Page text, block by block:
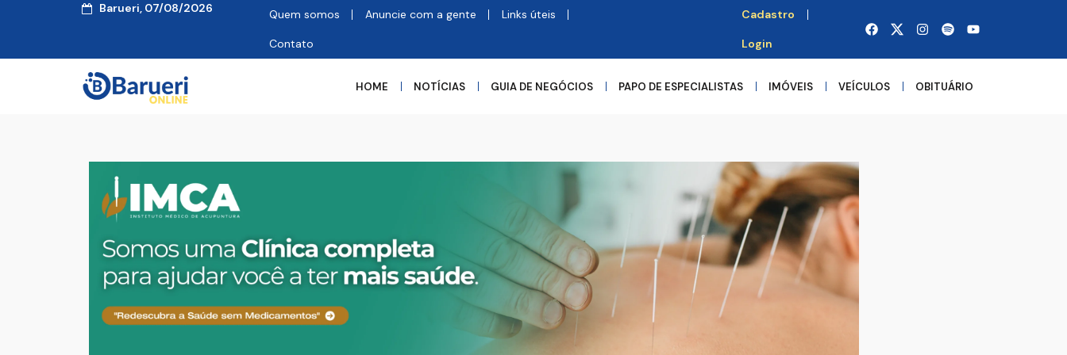
Barueri, 07/08/2026 Quem somos Anuncie com a gente Links úteis
Contato
Cadastro
Login
HOME NOTÍCIAS GUIA DE NEGÓCIOS PAPO DE ESPECIALISTAS IMÓVEIS VEÍCULOS OBITUÁRIO